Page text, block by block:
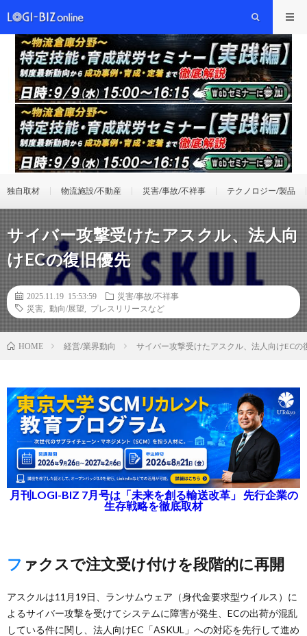
独自取材 物流施設/不動産 災害/事故/不祥事 テクノロジー/製品
サイバー攻撃受けたアスクル、法人向
けECの復旧優先
2025.11.19 15:53:59
災害/事故/不祥事
災害
動向/展望 プレスリリースなど
HOME 経営/業界動向 サイバー攻撃受けたアスクル、法人向けECの
月刊LOGI-BIZ 7月号は「未来を創る輸送改革」 先行企業の
生存戦略を徹底取材
ファクスで注文受け付けを段階的に再開
アスクルは11月19日、ランサムウェア（身代金要求型ウイルス）に
よるサイバー攻撃を受けてシステムに障害が発生、ECの出荷が混乱
している件に関し、法人向けEC「ASKUL」への対応を先行して進め